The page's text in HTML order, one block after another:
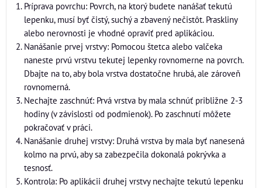
Príprava povrchu: Povrch, na ktorý budete nanášať tekutú
lepenku, musí byť čistý, suchý a zbavený nečistôt. Praskliny
alebo nerovnosti je vhodné opraviť pred aplikáciou.
Nanášanie prvej vrstvy: Pomocou štetca alebo valčeka
naneste prvú vrstvu tekutej lepenky rovnomerne na povrch.
Dbajte na to, aby bola vrstva dostatočne hrubá, ale zároveň
rovnomerná.
Nechajte zaschnúť: Prvá vrstva by mala schnúť približne 2-3
hodiny (v závislosti od podmienok). Po zaschnutí môžete
pokračovať v práci.
Nanášanie druhej vrstvy: Druhá vrstva by mala byť nanesená
kolmo na prvú, aby sa zabezpečila dokonalá pokrývka a
tesnosť.
Kontrola: Po aplikácii druhej vrstvy nechajte tekutú lepenku